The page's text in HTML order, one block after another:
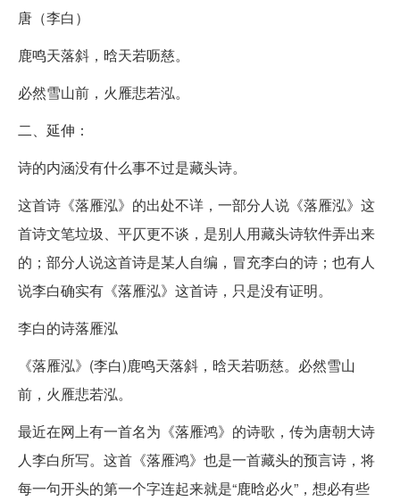
唐（李白）
鹿鸣天落斜，晗天若呖慈。
必然雪山前，火雁悲若泓。
二、延伸：
诗的内涵没有什么事不过是藏头诗。
这首诗《落雁泓》的出处不详，一部分人说《落雁泓》这
首诗文笔垃圾、平仄更不谈，是别人用藏头诗软件弄出来
的；部分人说这首诗是某人自编，冒充李白的诗；也有人
说李白确实有《落雁泓》这首诗，只是没有证明。
李白的诗落雁泓
《落雁泓》(李白)鹿鸣天落斜，晗天若呖慈。必然雪山
前，火雁悲若泓。
最近在网上有一首名为《落雁鸿》的诗歌，传为唐朝大诗
人李白所写。这首《落雁鸿》也是一首藏头的预言诗，将
每一句开头的第一个字连起来就是“鹿晗必火”，想必有些